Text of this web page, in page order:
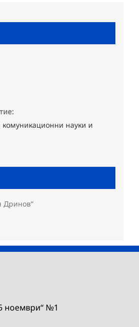
науки и
Дринов“
ноември“ №1